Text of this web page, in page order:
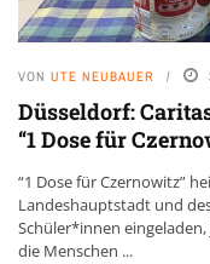
VON UTE NEUBAUER
Düsseldorf:
“1 Dose für
“1 Dose für Czernowitz”
Landeshauptstadt und
Schüler*innen
die Menschen ...